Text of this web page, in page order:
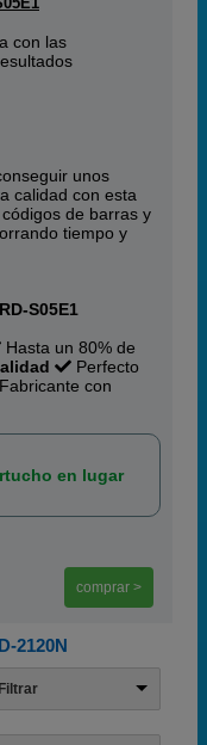
con las
unos
calidad con esta
de barras y
tiempo y
S05E1
Hasta un 80% de
Perfecto
Fabricante con
en lugar
comprar >
2120N
Filtrar